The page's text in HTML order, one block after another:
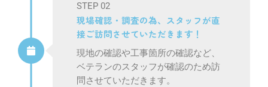
STEP 02
現場確認・調査の為、スタッフが直
接ご訪問させていただきます！
現地の確認や工事箇所の確認など、
ベテランのスタッフが確認のため訪
問させていただきます。